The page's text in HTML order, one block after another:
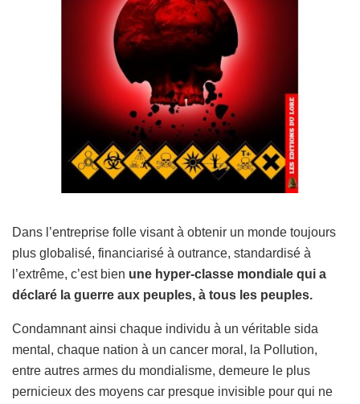
Dans l’entreprise folle visant à obtenir un monde toujours
plus globalisé, financiarisé à outrance, standardisé à
l’extrême, c’est bien une hyper-classe mondiale qui a
déclaré la guerre aux peuples, à tous les peuples.
Condamnant ainsi chaque individu à un véritable sida
mental, chaque nation à un cancer moral, la Pollution,
entre autres armes du mondialisme, demeure le plus
pernicieux des moyens car presque invisible pour qui ne